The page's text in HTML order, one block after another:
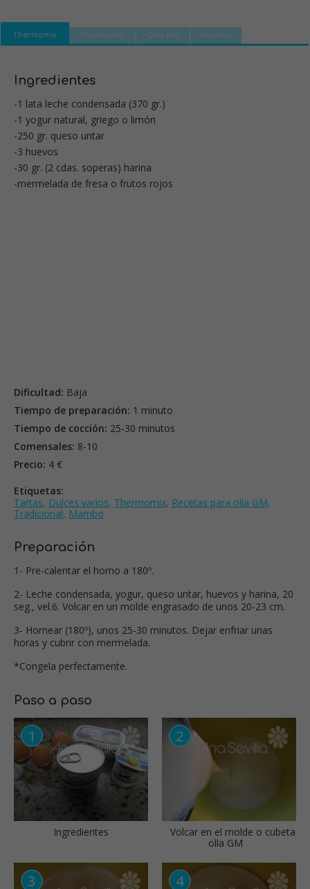
Thermomix Tradicional Olla GM Mambo
Ingredientes
-1 lata leche condensada (370 gr.)
-1 yogur natural, griego o limón
-250 gr. queso untar
-3 huevos
-30 gr. (2 cdas. soperas) harina
-mermelada de fresa o frutos rojos
Dificultad: Baja
Tiempo de preparación: 1 minuto
Tiempo de cocción: 25-30 minutos
Comensales: 8-10
Precio: 4 €
Etiquetas:
Tartas, Dulces varios, Thermomix, Recetas para olla GM,
Tradicional, Mambo
Preparación
1- Pre-calentar el horno a 180º.
2- Leche condensada, yogur, queso untar, huevos y harina, 20
seg., vel.6. Volcar en un molde engrasado de unos 20-23 cm.
3- Hornear (180º), unos 25-30 minutos. Dejar enfriar unas
horas y cubrir con mermelada.
*Congela perfectamente.
Paso a paso
Ingredientes
Volcar en el molde o cubeta
olla GM